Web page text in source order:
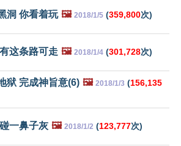
洞 你看着玩 🖼️ 2018/1/5 (359,800次)
这条路可走 🖼️ 2018/1/4 (301,728次)
狱 完成神旨意(6) 🖼️ 2018/1/3 (156,135
一鼻子灰 🖼️ 2018/1/2 (123,777次)